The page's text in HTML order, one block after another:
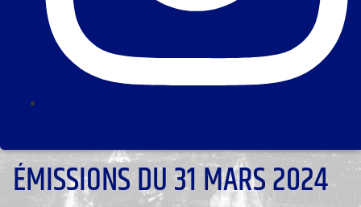
ÉMISSIONS DU 31 MARS 2024